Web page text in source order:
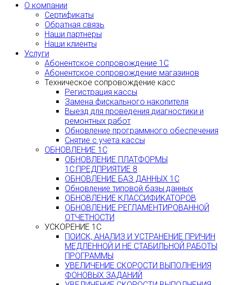
О компании
Сертификаты
Обратная связь
Наши партнеры
Наши клиенты
Услуги
Абонентское сопровождение 1С
Абонентское сопровождение магазинов
Техническое сопровождение касс
Регистрация кассы
Замена фискального накопителя
Выезд для проведения диагностики и
ремонтных работ
Обновление программного обеспечения
Снятие с учета кассы
ОБНОВЛЕНИЕ 1С
ОБНОВЛЕНИЕ ПЛАТФОРМЫ
1С:ПРЕДПРИЯТИЕ 8
ОБНОВЛЕНИЕ БАЗ ДАННЫХ 1С
Обновление типовой базы данных
ОБНОВЛЕНИЕ КЛАССИФИКАТОРОВ
ОБНОВЛЕНИЕ РЕГЛАМЕНТИРОВАННОЙ
ОТЧЕТНОСТИ
УСКОРЕНИЕ 1С
ПОИСК, АНАЛИЗ И УСТРАНЕНИЕ ПРИЧИН
МЕДЛЕННОЙ И НЕ СТАБИЛЬНОЙ РАБОТЫ
ПРОГРАММЫ
УВЕЛИЧЕНИЕ СКОРОСТИ ВЫПОЛНЕНИЯ
ФОНОВЫХ ЗАДАНИЙ